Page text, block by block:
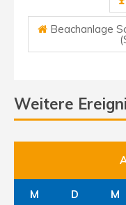
Beachanlage
Weitere
M D M